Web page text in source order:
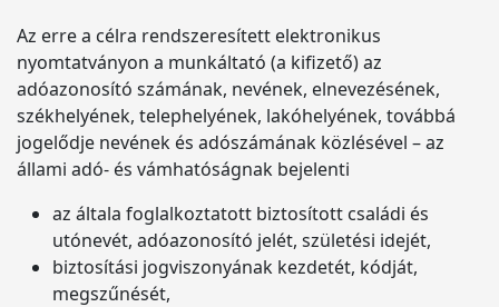
Az erre a célra rendszeresített elektronikus
nyomtatványon a munkáltató (a kifizető) az
adóazonosító számának, nevének, elnevezésének,
székhelyének, telephelyének, lakóhelyének, továbbá
jogelődje nevének és adószámának közlésével – az
állami adó- és vámhatóságnak bejelenti
az általa foglalkoztatott biztosított családi és
utónevét, adóazonosító jelét, születési idejét,
biztosítási jogviszonyának kezdetét, kódját,
megszűnését,